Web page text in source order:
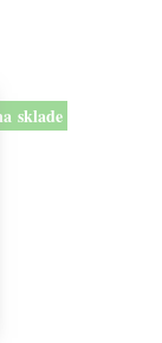
sklade